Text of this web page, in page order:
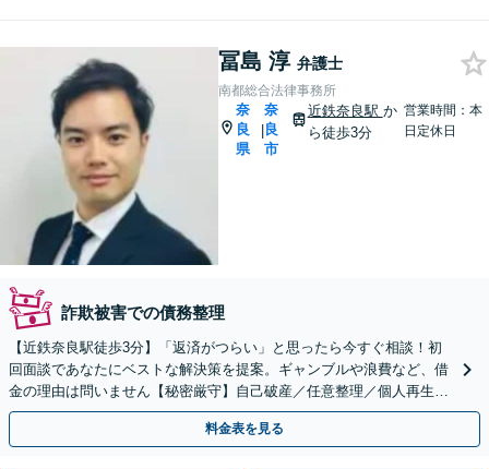
冨島 淳 弁護士
南都総合法律事務所
奈
良
県
|
奈
良
市
近鉄奈良駅 か
ら徒歩3分
営業時間：本
日定休日
詐欺被害での債務整理
【近鉄奈良駅徒歩3分】「返済がつらい」と思ったら今すぐ相談！初
回面談であなたにベストな解決策を提案。ギャンブルや浪費など、借
金の理由は問いません【秘密厳守】自己破産／任意整理／個人再生
「家族に知られないよう債務整理したい」という方も対応可能
料金表を見る